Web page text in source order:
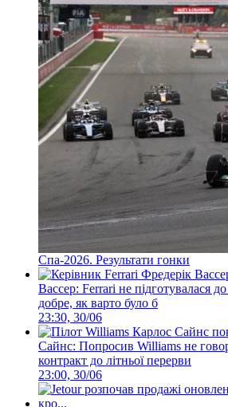
Спа-2026. Результати гонки
Вассер: Ferrari не підготувалася
добре, як варто було б
23:30, 30/06
Сайнс: Попросив Williams не
контракт до літньої перерви
23:00, 30/06